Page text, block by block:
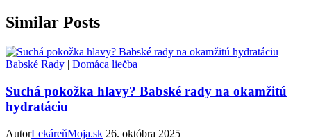
Similar Posts
Babské Rady | Domáca liečba
Suchá pokožka hlavy? Babské rady na okamžitú
hydratáciu
AutorLekáreňMoja.sk 26. októbra 2025